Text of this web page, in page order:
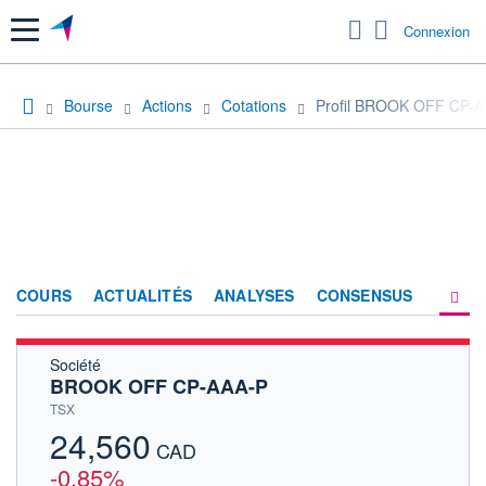
Menu Connexion
Bourse Actions Cotations Profil BROOK OFF CP-
COURS ACTUALITÉS ANALYSES CONSENSUS
Société
BROOK OFF CP-AAA-P
TSX
24,560 CAD
-0,85%